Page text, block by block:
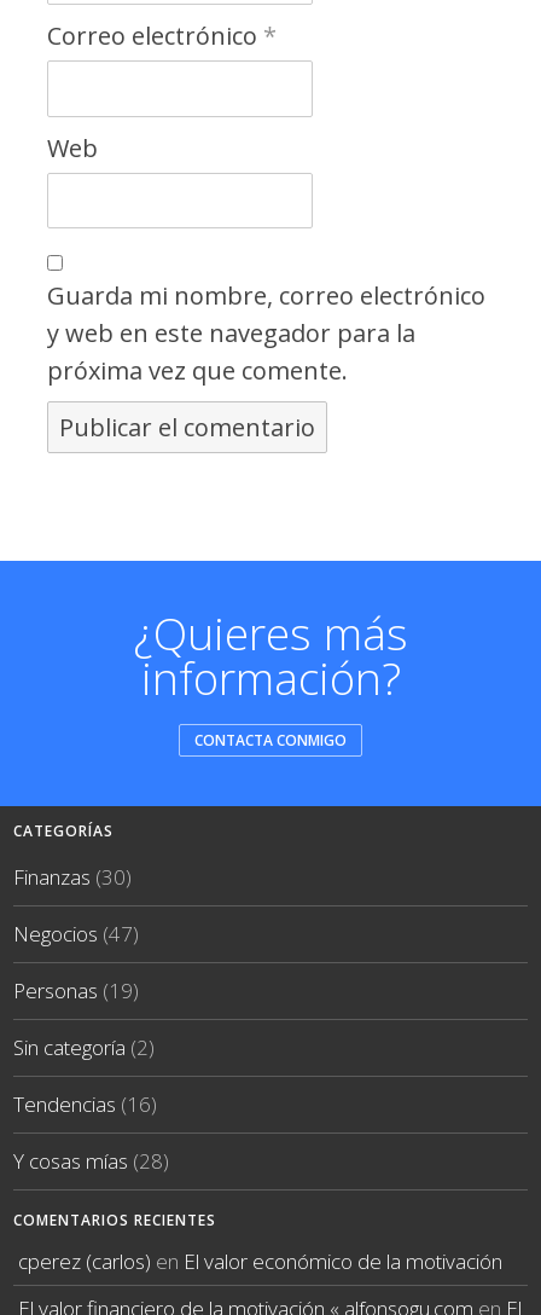
Correo electrónico *
Web
Guarda mi nombre, correo electrónico
y web en este navegador para la
próxima vez que comente.
¿Quieres más
información?
CONTACTA CONMIGO
CATEGORÍAS
Finanzas (30)
Negocios (47)
Personas (19)
Sin categoría (2)
Tendencias (16)
Y cosas mías (28)
COMENTARIOS RECIENTES
cperez (carlos) en El valor económico de la motivación
El valor financiero de la motivación « alfonsogu.com en El